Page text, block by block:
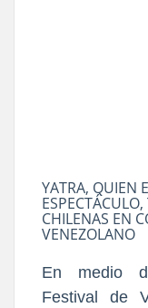
YATRA, QUIEN
CHILENAS EN
VENEZOLANO
En medio
Festival de